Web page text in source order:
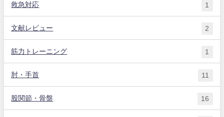
救急対応 1
文献レビュー 2
筋力トレーニング 1
肘・手首 11
股関節・骨盤 16